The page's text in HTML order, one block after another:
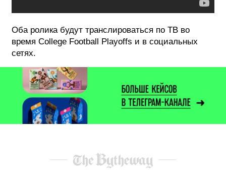
Оба ролика будут транслироваться по ТВ во
время College Football Playoffs и в социальных
сетях.